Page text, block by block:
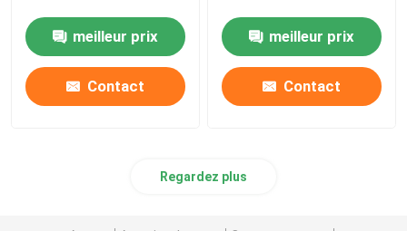
meilleur prix
Contact
meilleur prix
Contact
Regardez plus